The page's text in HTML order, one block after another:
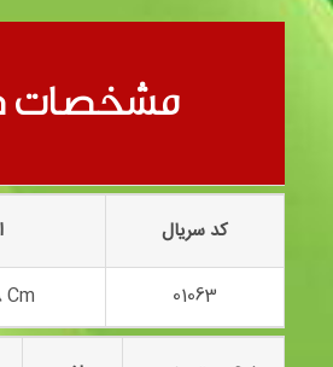
ماشین حمل موتور 01063
مشخصات
کد سریال
01063
Cm